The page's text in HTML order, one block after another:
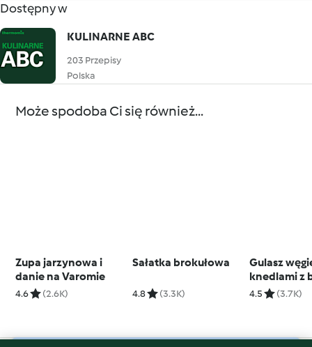
Dostępny w
KULINARNE ABC
203 Przepisy
Polska
Może spodoba Ci się również...
Zupa jarzynowa i
danie na Varomie
4.6 (2.6K)
Sałatka brokułowa
4.8 (3.3K)
Gulasz
knedlami z
4.5 (3.7K)